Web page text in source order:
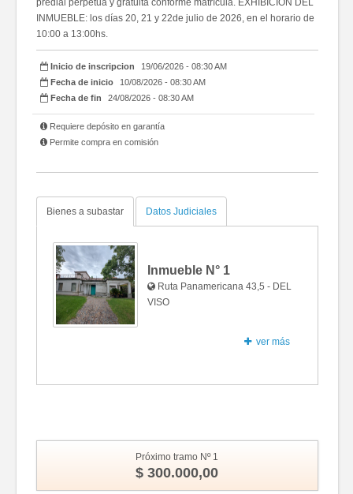
predial perpetua y gratuita conforme matrícula. EXHIBICION DEL
INMUEBLE: los días 20, 21 y 22de julio de 2026, en el horario de
10:00 a 13:00hs.
Inicio de inscripcion
19/06/2026 - 08:30 AM
Fecha de inicio
10/08/2026 - 08:30 AM
Fecha de fin
24/08/2026 - 08:30 AM
Requiere depósito en garantía
Permite compra en comisión
Bienes a subastar Datos Judiciales
Inmueble N° 1
Ruta Panamericana 43,5 - DEL
VISO
ver más
Próximo tramo Nº 1
$ 300.000,00